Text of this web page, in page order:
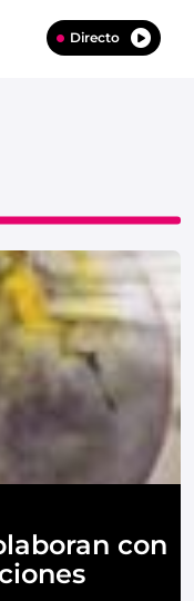
Directo
con